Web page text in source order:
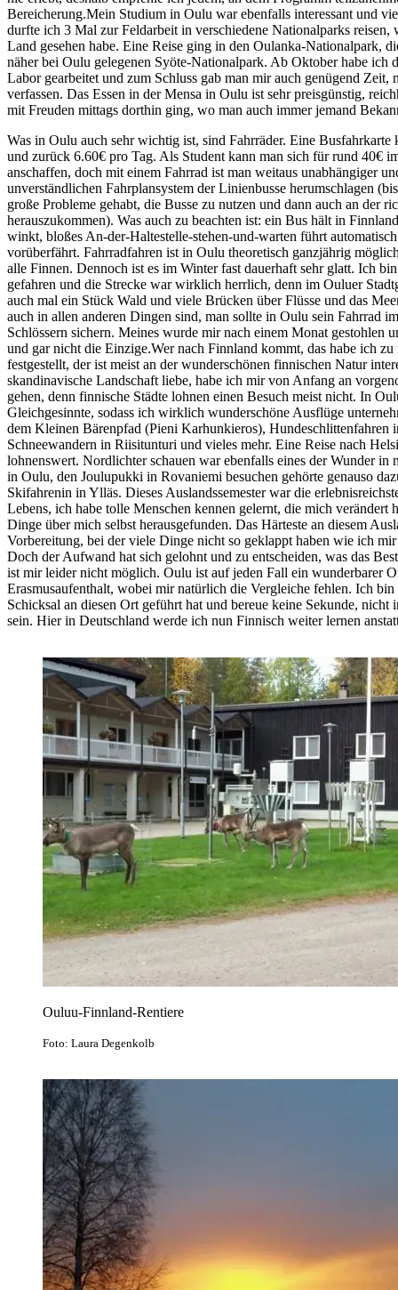
Bereicherung.Mein Studium in Oulu war ebenfalls interessant und
durfte ich 3 Mal zur Feldarbeit in verschiedene Nationalparks
Land gesehen habe. Eine Reise ging in den Oulanka-Nationalpark,
näher bei Oulu gelegenen Syöte-Nationalpark. Ab Oktober habe ich
Labor gearbeitet und zum Schluss gab man mir auch genügend Zeit,
verfassen. Das Essen in der Mensa in Oulu ist sehr preisgünstig,
mit Freuden mittags dorthin ging, wo man auch immer jemand
Was in Oulu auch sehr wichtig ist, sind Fahrräder. Eine
und zurück 6.60€ pro Tag. Als Student kann man sich für rund 40€
anschaffen, doch mit einem Fahrrad ist man weitaus unabhängiger
unverständlichen Fahrplansystem der Linienbusse herumschlagen
große Probleme gehabt, die Busse zu nutzen und dann auch an der
herauszukommen). Was auch zu beachten ist: ein Bus hält in
winkt, bloßes An-der-Haltestelle-stehen-und-warten führt
vorüberfährt. Fahrradfahren ist in Oulu theoretisch ganzjährig
alle Finnen. Dennoch ist es im Winter fast dauerhaft sehr glatt. Ich
gefahren und die Strecke war wirklich herrlich, denn im Ouluer
auch mal ein Stück Wald und viele Brücken über Flüsse und das
auch in allen anderen Dingen sind, man sollte in Oulu sein Fahrrad
Schlössern sichern. Meines wurde mir nach einem Monat gestohlen
und gar nicht die Einzige.Wer nach Finnland kommt, das habe ich zu
festgestellt, der ist meist an der wunderschönen finnischen Natur
skandinavische Landschaft liebe, habe ich mir von Anfang an
gehen, denn finnische Städte lohnen einen Besuch meist nicht. In
Gleichgesinnte, sodass ich wirklich wunderschöne Ausflüge
dem Kleinen Bärenpfad (Pieni Karhunkieros), Hundeschlittenfahren
Schneewandern in Riisitunturi und vieles mehr. Eine Reise nach
lohnenswert. Nordlichter schauen war ebenfalls eines der Wunder in
in Oulu, den Joulupukki in Rovaniemi besuchen gehörte genauso
Skifahrenin in Ylläs. Dieses Auslandssemester war die
Lebens, ich habe tolle Menschen kennen gelernt, die mich verändert
Dinge über mich selbst herausgefunden. Das Härteste an diesem
Vorbereitung, bei der viele Dinge nicht so geklappt haben wie ich
Doch der Aufwand hat sich gelohnt und zu entscheiden, was das
ist mir leider nicht möglich. Oulu ist auf jeden Fall ein wunderbarer
Erasmusaufenthalt, wobei mir natürlich die Vergleiche fehlen. Ich bin
Schicksal an diesen Ort geführt hat und bereue keine Sekunde, nicht
sein. Hier in Deutschland werde ich nun Finnisch weiter lernen
Ouluu-Finnland-Rentiere
Foto: Laura Degenkolb